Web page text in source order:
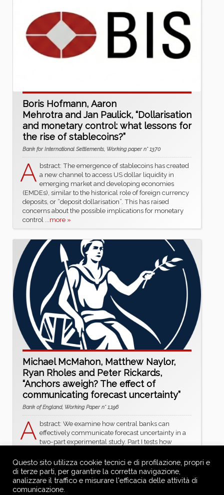
Boris Hofmann, Aaron
Mehrotra and Jan Paulick, “Dollarisation
and monetary control: what lessons for
the rise of stablecoins?”
Bank for International Settlements, Working paper n° 1370
A bstract: The emergence of stablecoins has created
a new channel to access US dollar liquidity in
emerging market and developing economies
(EMDEs), similar to the historical role of foreign currency
deposits, or “deposit dollarisation”. This has raised
concerns about the possible implications for monetary
control ...more »
Michael McMahon, Matthew Naylor,
Ryan Rholes and Peter Rickards,
“Anchors aweigh? The effect of
communicating forecast uncertainty”
Bank of England, Working Paper n° 1,196
A bstract: We examine how central banks can
effectively communicate forecast uncertainty in a
two-part experimental study. Part I tests how
whisker plots, speedometers, and ranges –
communicate uncertainty to both the general public and
expert audiences. We...more »
Questo sito utilizza cookie tecnici e di profilazione, propri e
di terze parti, per garantire la corretta navigazione,
analizzare il traffico e misurare l'efficacia delle attività di
comunicazione.